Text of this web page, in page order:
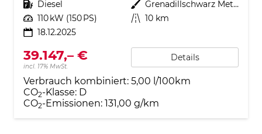
Kraftstoff Diesel Außenfarbe
Grenadillschwarz Metallic
Leistung 110 kW (150 PS) Kilometerstand 10 km
18.12.2025
39.147,– €
incl. 17% MwSt.
Details
Verbrauch kombiniert: 5,00 l/100km
CO2-Klasse: D
CO2-Emissionen: 131,00 g/km